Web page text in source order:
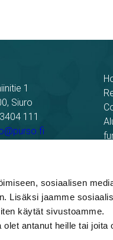
sosiaalisen
Lisäksi jaamme
käytät sivustoamme.
antanut heille tai joita
1
Siuro
111